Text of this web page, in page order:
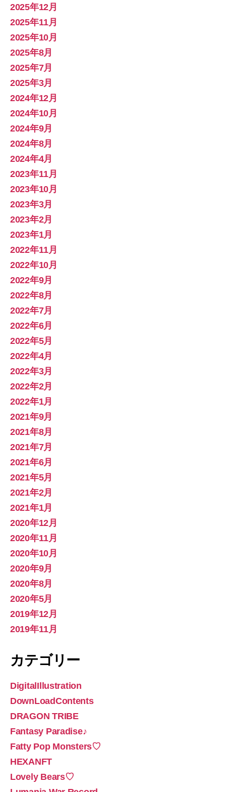
2025年12月
2025年11月
2025年10月
2025年8月
2025年7月
2025年3月
2024年12月
2024年10月
2024年9月
2024年8月
2024年4月
2023年11月
2023年10月
2023年3月
2023年2月
2023年1月
2022年11月
2022年10月
2022年9月
2022年8月
2022年7月
2022年6月
2022年5月
2022年4月
2022年3月
2022年2月
2022年1月
2021年9月
2021年8月
2021年7月
2021年6月
2021年5月
2021年2月
2021年1月
2020年12月
2020年11月
2020年10月
2020年9月
2020年8月
2020年5月
2019年12月
2019年11月
カテゴリー
DigitalIllustration
DownLoadContents
DRAGON TRIBE
Fantasy Paradise♪
Fatty Pop Monsters♡
HEXANFT
Lovely Bears♡